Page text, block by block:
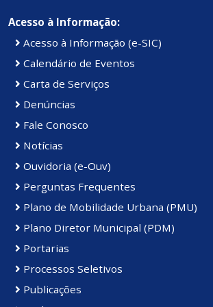
Acesso à Informação:
Acesso à Informação (e-SIC)
Calendário de Eventos
Carta de Serviços
Denúncias
Fale Conosco
Notícias
Ouvidoria (e-Ouv)
Perguntas Frequentes
Plano de Mobilidade Urbana (PMU)
Plano Diretor Municipal (PDM)
Portarias
Processos Seletivos
Publicações